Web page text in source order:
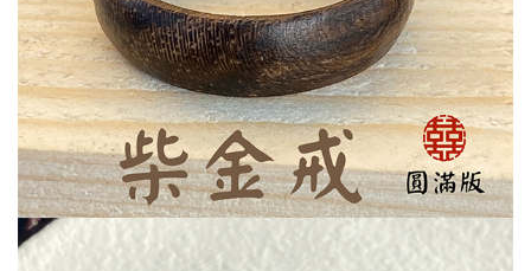
巨蟹座6/22~7/22
獅子座7/23~8/22
處女座8/23~9/22
天秤座9/23~10/23
天蠍座10/24~11/22
黃金項鍊
黃金墜飾
黃金男戒
黃金對戒
黃金女戒
節日Festival
銀飾Silver